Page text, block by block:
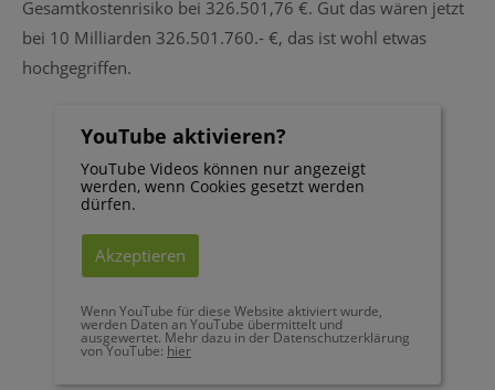
Gesamtkostenrisiko bei 326.501,76 €. Gut das wären jetzt
bei 10 Milliarden 326.501.760.- €, das ist wohl etwas
hochgegriffen.
YouTube aktivieren?
YouTube Videos können nur angezeigt
werden, wenn Cookies gesetzt werden
dürfen.
Akzeptieren
Wenn YouTube für diese Website aktiviert wurde,
werden Daten an YouTube übermittelt und
ausgewertet. Mehr dazu in der Datenschutzerklärung
von YouTube: hier